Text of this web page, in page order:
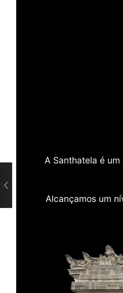
A Santhatela é
Alcançamos um